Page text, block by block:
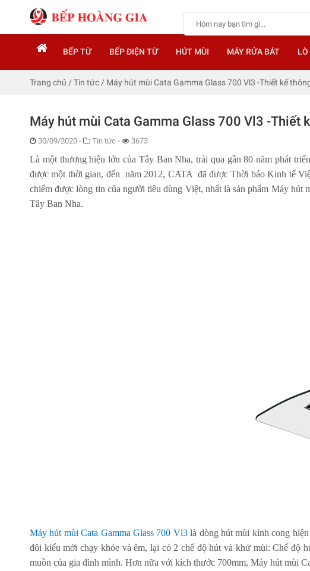
BẾP TỪ BẾP ĐIỆN TỪ HÚT MÙI MÁY RỬA BÁT LÒ
Trang chủ /Tin tức / Máy hút mùi Cata Gamma Glass 700 Vl3 -Thiết kế
Máy hút mùi Cata Gamma Glass 700 Vl3 -Thiết
30/09/2020 - Tin tức - 3673
Là một thương hiệu lớn của Tây Ban Nha, trải qua gần 80 năm phát
được một thời gian, đến năm 2012, CATA đã được Thời báo Kinh tế
chiếm được lòng tin của người tiêu dùng Việt, nhất là sản phẩm Máy hút
Tây Ban Nha.
Máy hút mùi Cata Gamma Glass 700 Vl3là dòng hút mùi kính cong
đôi kiểu mới chạy khỏe và êm, lại có 2 chế độ hút và khử mùi: Chế độ
muồn của gia đình mình. Hơn nữa với kích thước 700mm, Máy hút mùi